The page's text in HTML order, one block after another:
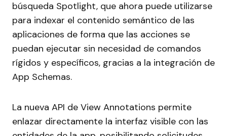
búsqueda Spotlight, que ahora puede utilizarse
para indexar el contenido semántico de las
aplicaciones de forma que las acciones se
puedan ejecutar sin necesidad de comandos
rígidos y específicos, gracias a la integración de
App Schemas.
La nueva API de View Annotations permite
enlazar directamente la interfaz visible con las